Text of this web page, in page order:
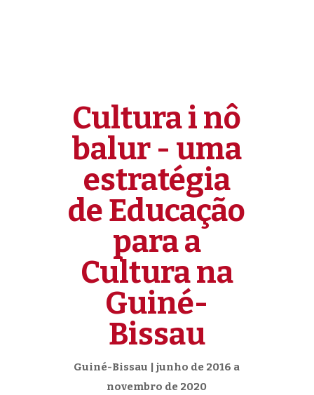
Cultura i nô
balur - uma
estratégia
de Educação
para a
Cultura na
Guiné-
Bissau
Guiné-Bissau | junho de 2016 a
novembro de 2020